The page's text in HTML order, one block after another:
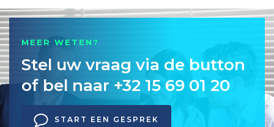
MEER WETEN?
Stel uw vraag via de button
of bel naar +32 15 69 01 20
START EEN GESPREK